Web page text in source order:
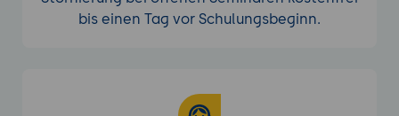
bis einen Tag vor Schulungsbeginn.